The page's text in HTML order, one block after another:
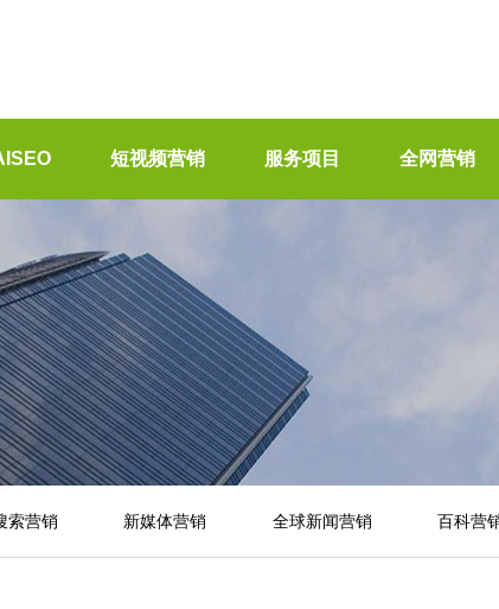
短视频营销 服务项目 全网营销
索营销 新媒体营销 全球新闻营销 百科营